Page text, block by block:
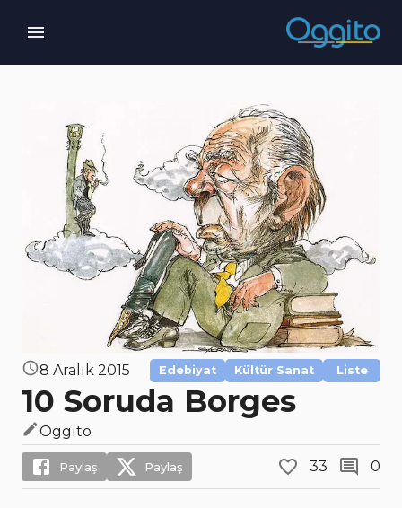
8 Aralık 2015 Edebiyat Kültür Sanat Liste
10 Soruda Borges
Oggito
Paylaş Paylaş 33 0